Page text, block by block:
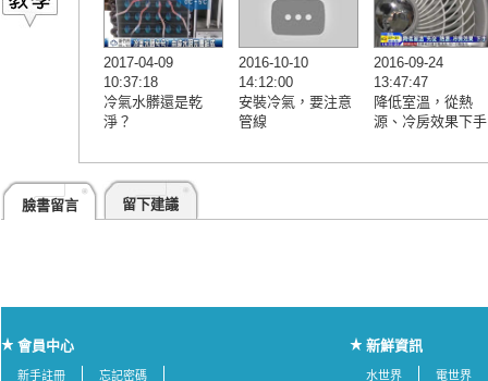
2017-04-09
10:37:18
冷氣水髒還是乾
淨？
2016-10-10
14:12:00
安裝冷氣，要注意
管線
2016-09-24
13:47:47
降低室溫，從熱
源、冷房效果下手
臉書留言 留下建議
會員中心
新手註冊 忘記密碼
新鮮資訊
水世界 電世界